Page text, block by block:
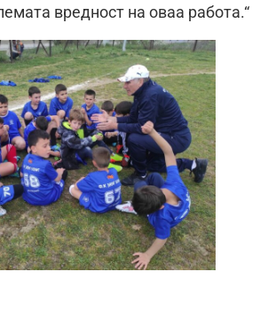
вредност на оваа работа.“